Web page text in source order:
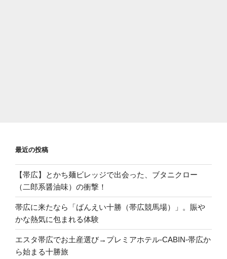
最近の投稿
【帯広】とかち麺ビレッジで出会った、ブタニクロー
（二郎系醤油味）の衝撃！
帯広に来たなら「ばんえい十勝（帯広競馬場）」。賑や
かな熱気に包まれる体験
エスタ帯広でお土産選び→プレミアホテル-CABIN-帯広か
ら始まる十勝旅